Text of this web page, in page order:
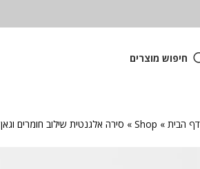
חיפוש מוצרים
דף הבית »
Shop
» סירה אלגנטית שילוב חומרים וגאן